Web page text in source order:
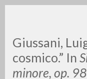
Giussani,
cosmico.” In
minore, op. 98